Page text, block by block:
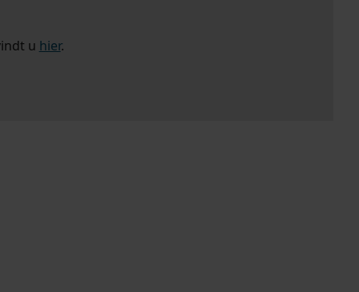
u hier.